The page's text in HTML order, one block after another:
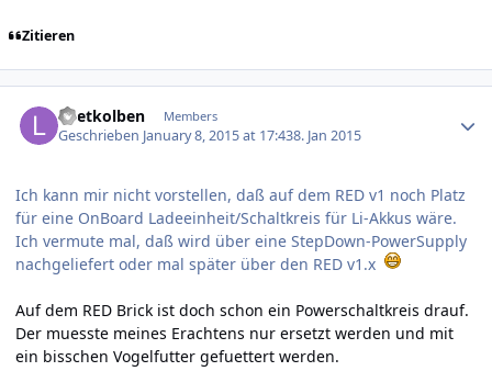
Zitieren
Loetkolben Members
Geschrieben January 8, 2015 at 17:438. Jan 2015
Ich kann mir nicht vorstellen, daß auf dem RED v1 noch Platz
für eine OnBoard Ladeeinheit/Schaltkreis für Li-Akkus wäre.
Ich vermute mal, daß wird über eine StepDown-PowerSupply
nachgeliefert oder mal später über den RED v1.x
Auf dem RED Brick ist doch schon ein Powerschaltkreis drauf.
Der muesste meines Erachtens nur ersetzt werden und mit
ein bisschen Vogelfutter gefuettert werden.